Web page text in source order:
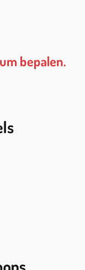
bepalen.